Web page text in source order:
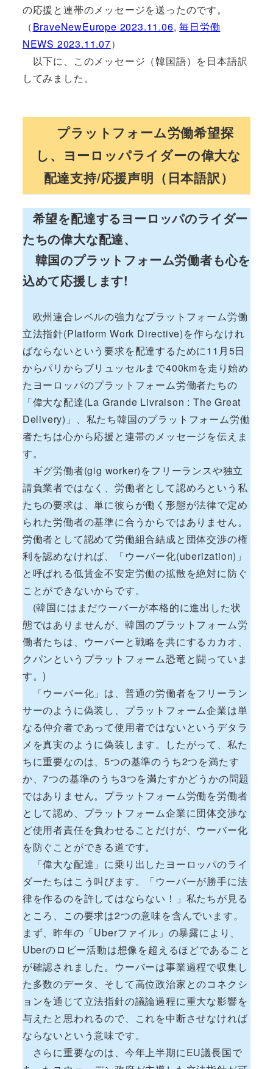
の応援と連帯のメッセージを送ったのです。
（BraveNewEurope 2023.11.06,毎日労働
NEWS 2023.11.07）
以下に、このメッセージ（韓国語）を日本語訳
してみました。
プラットフォーム労働希望探
し、ヨーロッパライダーの偉大な
配達支持/応援声明（日本語訳）
希望を配達するヨーロッパのライダー
たちの偉大な配達、
韓国のプラットフォーム労働者も心を
込めて応援します!
欧州連合レベルの強力なプラットフォーム労働
立法指針(Platform Work Directive)を作らなけれ
ばならないという要求を配達するために11月5日
からパリからブリュッセルまで400kmを走り始め
たヨーロッパのプラットフォーム労働者たちの
「偉大な配達(La Grande Livraison : The Great
Delivery)」、私たち韓国のプラットフォーム労働
者たちは心から応援と連帯のメッセージを伝えま
す。
ギグ労働者(gig worker)をフリーランスや独立
請負業者ではなく、労働者として認めろという私
たちの要求は、単に彼らが働く形態が法律で定め
られた労働者の基準に合うからではありません。
労働者として認めて労働組合結成と団体交渉の権
利を認めなければ、「ウーバー化(uberization)」
と呼ばれる低賃金不安定労働の拡散を絶対に防ぐ
ことができないからです。
(韓国にはまだウーバーが本格的に進出した状
態ではありませんが、韓国のプラットフォーム労
働者たちは、ウーバーと戦略を共にするカカオ、
クパンというプラットフォーム恐竜と闘っていま
す。)
「ウーバー化」は、普通の労働者をフリーラン
サーのように偽装し、プラットフォーム企業は単
なる仲介者であって使用者ではないというデタラ
メを真実のように偽装します。したがって、私た
ちに重要なのは、5つの基準のうち2つを満たす
か、7つの基準のうち3つを満たすかどうかの問題
ではありません。プラットフォーム労働を労働者
として認め、プラットフォーム企業に団体交渉な
ど使用者責任を負わせることだけが、ウーバー化
を防ぐことができる道です。
「偉大な配達」に乗り出したヨーロッパのライ
ダーたちはこう叫びます。「ウーバーが勝手に法
律を作るのを許してはならない！」私たちが見る
ところ、この要求は2つの意味を含んでいます。
まず、昨年の「Uberファイル」の暴露により、
Uberのロビー活動は想像を超えるほどであること
が確認されました。ウーバーは事業過程で収集し
た多数のデータ、そして高位政治家とのコネクシ
ョンを通じて立法指針の議論過程に重大な影響を
与えたと思われるので、これを中断させなければ
ならないという意味です。
さらに重要なのは、今年上半期にEU議長国で